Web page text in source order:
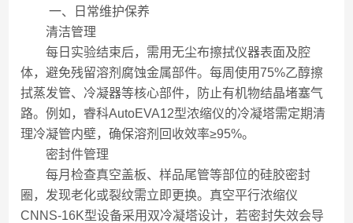
一、日常维护保养
清洁管理
每日实验结束后，需用无尘布擦拭仪器表面及腔
体，避免残留溶剂腐蚀金属部件。每周使用75%乙醇擦
拭蒸发管、冷凝器等核心部件，防止有机物结晶堵塞气
路。例如，睿科AutoEVA12型浓缩仪的冷凝塔需定期清
理冷凝管内壁，确保溶剂回收效率≥95%。
密封件管理
每月检查真空盖板、样品尾管等部位的硅胶密封
圈，发现老化或裂纹需立即更换。真空平行浓缩仪
CNNS-16K型设备采用双冷凝塔设计，若密封失效会导